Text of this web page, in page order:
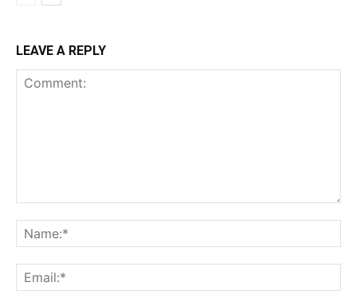
LEAVE A REPLY